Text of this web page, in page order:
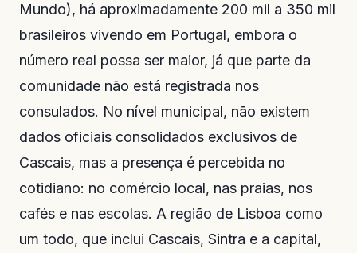
Mundo), há aproximadamente 200 mil a 350 mil
brasileiros vivendo em Portugal, embora o
número real possa ser maior, já que parte da
comunidade não está registrada nos
consulados. No nível municipal, não existem
dados oficiais consolidados exclusivos de
Cascais, mas a presença é percebida no
cotidiano: no comércio local, nas praias, nos
cafés e nas escolas. A região de Lisboa como
um todo, que inclui Cascais, Sintra e a capital,